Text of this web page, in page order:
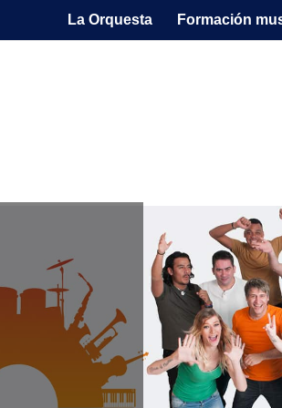
La Orquesta Formación